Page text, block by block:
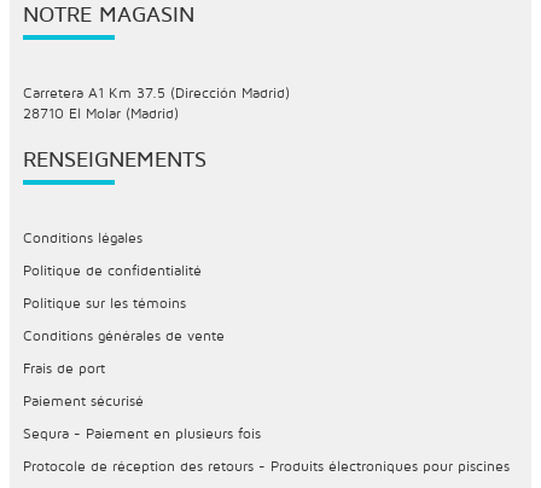
NOTRE MAGASIN
Carretera A1 Km 37.5 (Dirección Madrid)
28710 El Molar (Madrid)
RENSEIGNEMENTS
Conditions légales
Politique de confidentialité
Politique sur les témoins
Conditions générales de vente
Frais de port
Paiement sécurisé
Sequra - Paiement en plusieurs fois
Protocole de réception des retours - Produits électroniques pour piscines